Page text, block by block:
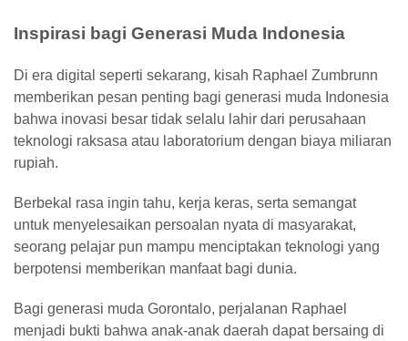
Inspirasi bagi Generasi Muda Indonesia
Di era digital seperti sekarang, kisah Raphael Zumbrunn
memberikan pesan penting bagi generasi muda Indonesia
bahwa inovasi besar tidak selalu lahir dari perusahaan
teknologi raksasa atau laboratorium dengan biaya miliaran
rupiah.
Berbekal rasa ingin tahu, kerja keras, serta semangat
untuk menyelesaikan persoalan nyata di masyarakat,
seorang pelajar pun mampu menciptakan teknologi yang
berpotensi memberikan manfaat bagi dunia.
Bagi generasi muda Gorontalo, perjalanan Raphael
menjadi bukti bahwa anak-anak daerah dapat bersaing di